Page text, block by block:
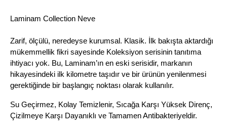
Laminam Collection Neve
Zarif, ölçülü, neredeyse kurumsal. Klasik. İlk bakışta aktardığı
mükemmellik fikri sayesinde Koleksiyon serisinin tanıtıma
ihtiyacı yok. Bu, Laminam’ın en eski serisidir, markanın
hikayesindeki ilk kilometre taşıdır ve bir ürünün yenilenmesi
gerektiğinde bir başlangıç ​​noktası olarak kullanılır.
Su Geçirmez, Kolay Temizlenir, Sıcağa Karşı Yüksek Direnç,
Çizilmeye Karşı Dayanıklı ve Tamamen Antibakteriyeldir.